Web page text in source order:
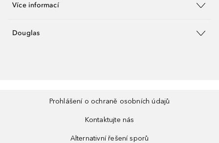
Více informací
Douglas
Prohlášení o ochraně osobních údajů
Kontaktujte nás
Alternativní řešení sporů